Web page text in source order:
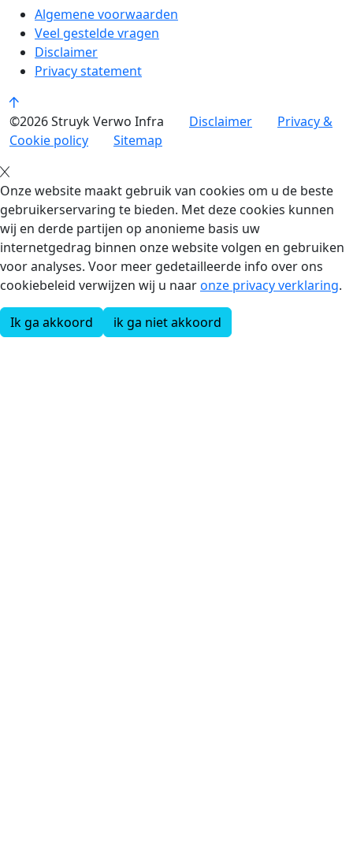
Algemene voorwaarden
Veel gestelde vragen
Disclaimer
Privacy statement
©2026 Struyk Verwo Infra Disclaimer
Privacy &
Cookie policy
Sitemap
Onze website maakt gebruik van cookies om u de beste
gebruikerservaring te bieden. Met deze cookies kunnen
wij en derde partijen op anonieme basis uw
internetgedrag binnen onze website volgen en gebruiken
voor analyses. Voor meer gedetailleerde info over ons
cookiebeleid verwijzen wij u naaronze privacy verklaring.
Ik ga akkoord ik ga niet akkoord